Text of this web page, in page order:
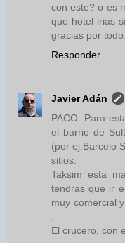
con este? o es
que hotel irias
gracias por todo.
Responder
Javier Adán
PACO. Para
el barrio de
(por ej.Barcelo
sitios.
Taksim esta
tendras que ir
muy comercial
El crucero, con